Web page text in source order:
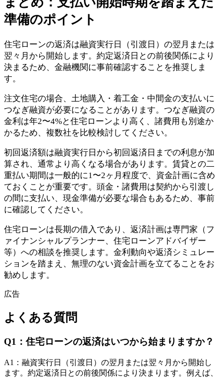
準備のポイント
住宅ローンの返済は融資実行日（引渡日）の翌月または
翌々月から開始します。約定返済日との前後関係により
決まるため、金融機関に事前確認することを推奨しま
す。
注文住宅の場合、土地購入・着工金・中間金の支払いに
つなぎ融資が必要になることがあります。つなぎ融資の
金利は年2〜4%と住宅ローンより高く、諸費用も別途か
かるため、複数社を比較検討してください。
初回返済額は融資実行日から初回返済日までの利息が加
算され、通常より高くなる場合があります。賃貸との二
重払い期間は一般的に1〜2ヶ月程度で、資金計画に含め
ておくことが重要です。頭金・諸費用は契約から引渡し
の間に支払い、現金準備が必要な場合もあるため、事前
に確認してください。
住宅ローンは長期の借入であり、返済計画は専門家（フ
ァイナンシャルプランナー、住宅ローンアドバイザー
等）への相談を推奨します。金利動向や返済シミュレー
ションを踏まえ、無理のない資金計画を立てることをお
勧めします。
広告
よくある質問
Q1 ： 住宅ローンの返済はいつから始まりますか？
A1 ： 融資実行日（引渡日）の翌月または翌々月から開始し
ます。約定返済日との前後関係により決まります。例えば、